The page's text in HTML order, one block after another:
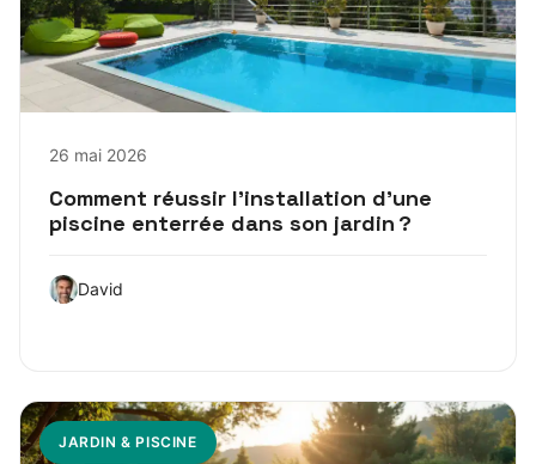
26 mai 2026
Comment réussir l’installation d’une
piscine enterrée dans son jardin ?
David
JARDIN & PISCINE